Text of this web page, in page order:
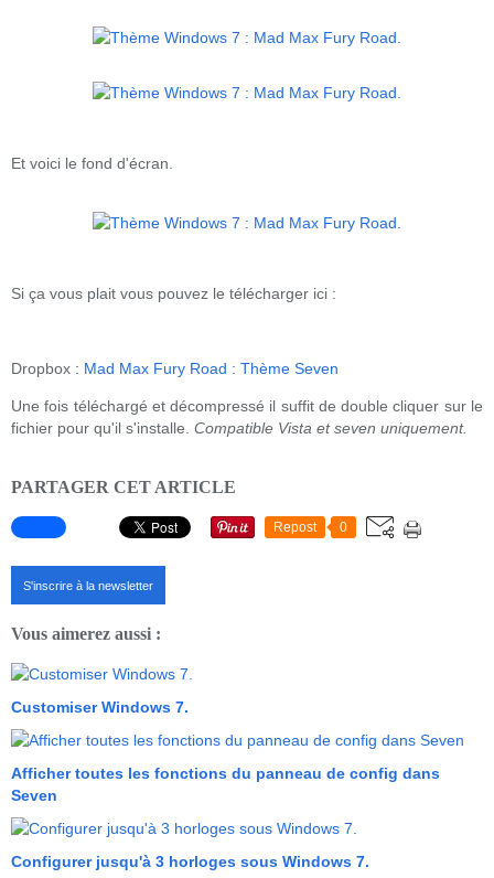
Et voici le fond d'écran.
Si ça vous plait vous pouvez le télécharger ici :
Dropbox : Mad Max Fury Road : Thème Seven
Une fois téléchargé et décompressé il suffit de double cliquer sur le
fichier pour qu'il s'installe. Compatible Vista et seven uniquement.
PARTAGER CET ARTICLE
Repost 0
S'inscrire à la newsletter
Vous aimerez aussi :
Customiser Windows 7.
Afficher toutes les fonctions du panneau de config dans
Seven
Configurer jusqu'à 3 horloges sous Windows 7.